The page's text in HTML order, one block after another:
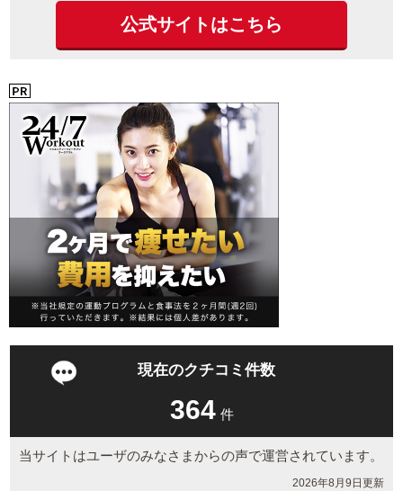
公式サイトはこちら
現在のクチコミ件数
364 件
当サイトはユーザのみなさまからの声で運営されています。
2026年8月9日更新